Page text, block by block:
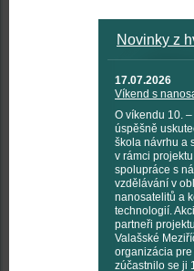
Novinky z
17.07.2026
Víkend s
O víkendu 10.
úspěšně
škola návrhu a
v rámci
spolupráce s
vzdělávání v
nanosatelitů a
technologií.
partneři
Valašské
organizácia
zúčastnilo se ji